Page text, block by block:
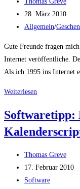
Autor:
Beitrag
veröffentlicht:
28. März 2010
Beitrags-
Allgemein/
Gute Freunde fragen
Internet veröffentliche.
Als ich 1995 ins Internet
Weiterlesen
Umgang
mit
(persönlichen)
Daten?
Softwaretipp:
Beitrags-
Autor:
Thomas Greve
Beitrag
veröffentlicht:
17. Februar 2010
Beitrags-
Software